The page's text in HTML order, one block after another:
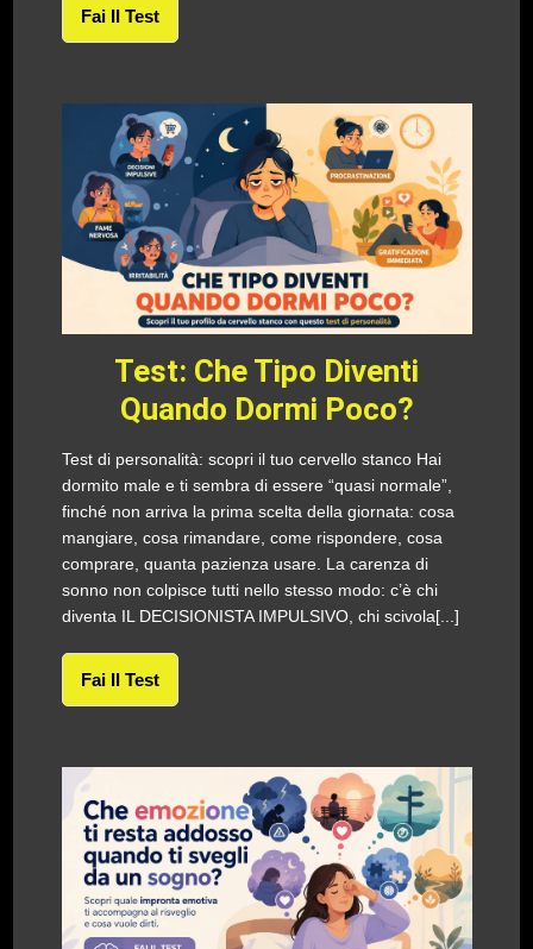
Fai Il Test
Test: Che Tipo Diventi
Quando Dormi Poco?
Test di personalità: scopri il tuo cervello stanco Hai
dormito male e ti sembra di essere “quasi normale”,
finché non arriva la prima scelta della giornata: cosa
mangiare, cosa rimandare, come rispondere, cosa
comprare, quanta pazienza usare. La carenza di
sonno non colpisce tutti nello stesso modo: c’è chi
diventa IL DECISIONISTA IMPULSIVO, chi scivola[...]
Fai Il Test